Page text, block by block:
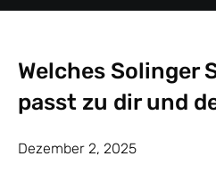
Welches Solinger
passt zu dir und
Dezember 2, 2025